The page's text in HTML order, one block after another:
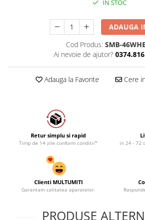
IN STOC
ADAUGA
Cod Produs: SMB-46WHE
Ai nevoie de ajutor?
Adauga la Favorite Cere
Retur simplu si rapid
Timp de 14 zile conform conditii* in 24 - 72
Clienti MULTUMITI
Garantam calitatea aparatelor.
PRODUSE